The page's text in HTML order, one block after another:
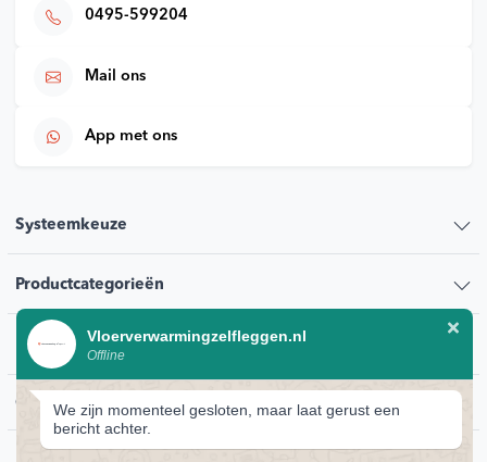
0495-599204
Mail ons
App met ons
Systeemkeuze
Productcategorieën
Klantenservice
Contact
Vloerverwarmingzelfleggen.nl
Offline
We zijn momenteel gesloten, maar laat gerust een
bericht achter.